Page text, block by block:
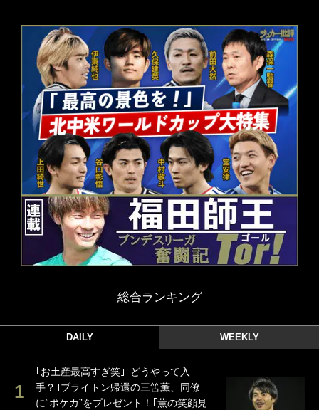
総合ランキング
DAILY WEEKLY
｢お土産最高すぎ笑｣｢どうやって入
手？｣ブライトン帰還の三笘薫、同僚
に“ポケカ”をプレゼント！｢薫の笑顔見